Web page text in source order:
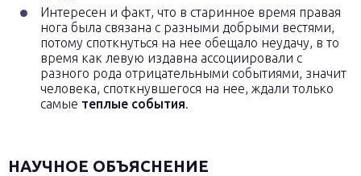
Интересен и факт, что в старинное время правая
нога была связана с разными добрыми вестями,
потому споткнуться на нее обещало неудачу, в то
время как левую издавна ассоциировали с
разного рода отрицательными событиями, значит
человека, споткнувшегося на нее, ждали только
самые теплые события.
НАУЧНОЕ ОБЪЯСНЕНИЕ